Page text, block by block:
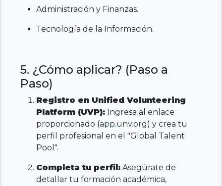
Administración y Finanzas.
Tecnología de la Información.
5. ¿Cómo aplicar? (Paso a
Paso)
Registro en Unified Volunteering
Platform (UVP): Ingresa al enlace
proporcionado (app.unv.org) y crea tu
perfil profesional en el "Global Talent
Pool".
Completa tu perfil: Asegúrate de
detallar tu formación académica,